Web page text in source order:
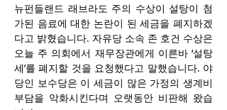
뉴펀들랜드 래브라도 주의 수상이 설탕이 첨
가된 음료에 대한 논란이 된 세금을 폐지하겠
다고 밝혔습니다. 자유당 소속 존 호건 수상은
오늘 주 의회에서 재무장관에게 이른바 ‘설탕
세’를 폐지할 것을 요청했다고 말했습니다. 야
당인 보수당은 이 세금이 많은 가정의 생계비
부담을 악화시킨다며 오랫동안 비판해 왔습